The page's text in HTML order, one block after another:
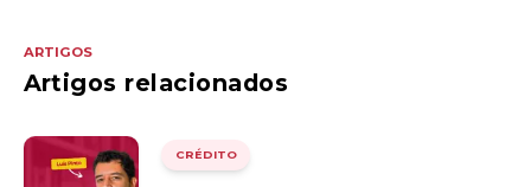
ARTIGOS
Artigos relacionados
CRÉDITO